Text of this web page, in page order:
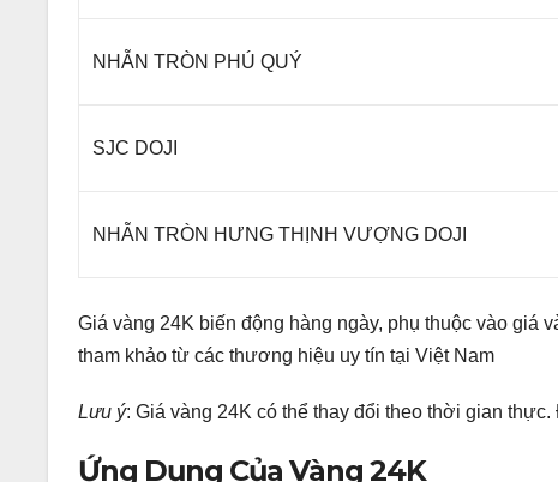
NHẪN TRÒN PHÚ QUÝ
SJC DOJI
NHẪN TRÒN HƯNG THỊNH VƯỢNG DOJI
Giá vàng 24K biến động hàng ngày, phụ thuộc vào
tham khảo từ các thương hiệu uy tín tại Việt Nam
Lưu ý: Giá vàng 24K có thể thay đổi theo thời gian
Ứng Dụng Của Vàng 24K